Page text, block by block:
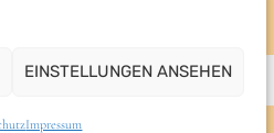
EINSTELLUNGEN ANSEHEN
Impressum